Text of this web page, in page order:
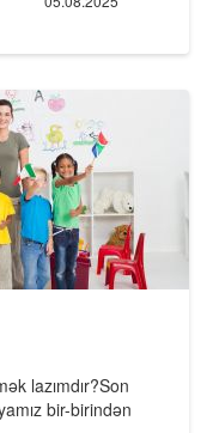
lazımdır?Son
bir-birindən